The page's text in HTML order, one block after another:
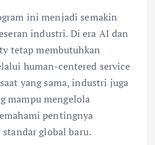
ini menjadi semakin
industri. Di era AI dan
tetap membutuhkan
human-centered service
yang sama, industri juga
mampu mengelola
pentingnya
global baru.